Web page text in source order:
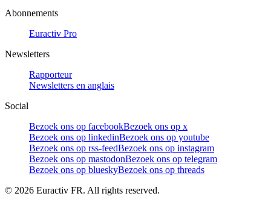
Abonnements
Euractiv Pro
Newsletters
Rapporteur
Newsletters en anglais
Social
Bezoek ons op facebookBezoek ons op x
Bezoek ons op linkedinBezoek ons op youtube
Bezoek ons op rss-feedBezoek ons op instagram
Bezoek ons op mastodonBezoek ons op telegram
Bezoek ons op blueskyBezoek ons op threads
© 2026 Euractiv FR. All rights reserved.